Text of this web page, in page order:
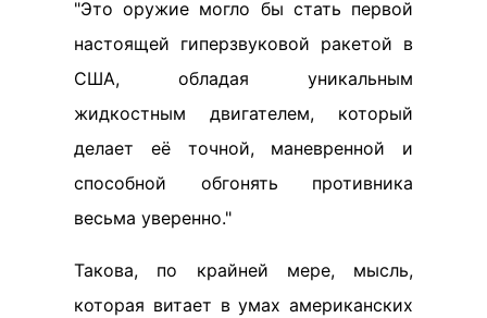
"Это оружие могло бы стать первой
настоящей гиперзвуковой ракетой в
США, обладая уникальным
жидкостным двигателем, который
делает её точной, маневренной и
способной обгонять противника
весьма уверенно."
Такова, по крайней мере, мысль,
которая витает в умах американских